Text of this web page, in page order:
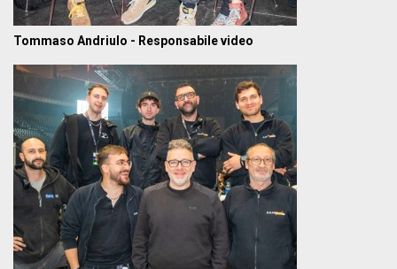
Tommaso Andriulo - Responsabile video